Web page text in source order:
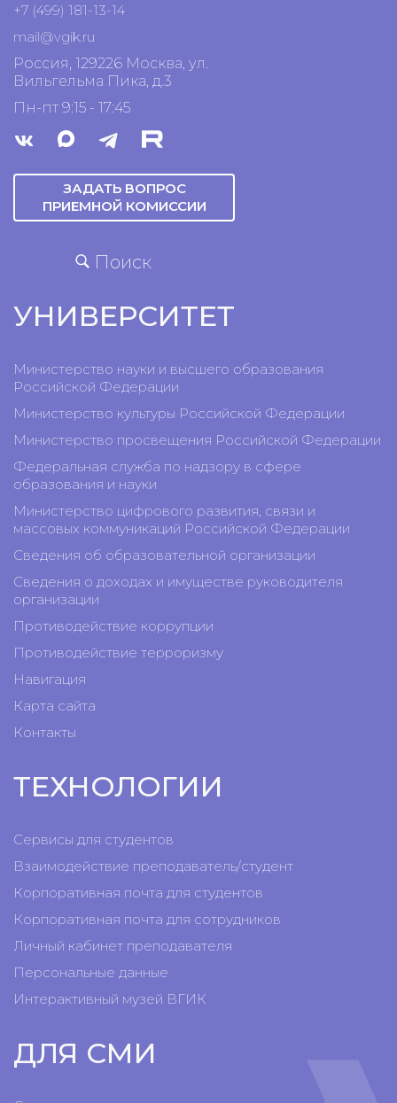
+7 (499) 181-13-14
mail@vgik. ru
Россия, 129226 Москва, ул.
Вильгельма Пика, д.3
Пн-пт 9:15 - 17:45
ЗАДАТЬ ВОПРОС
ПРИЕМНОЙ КОМИССИИ
Поиск
УНИВЕРСИТЕТ
Министерство науки и высшего образования
Российской Федерации
Министерство культуры Российской Федерации
Министерство просвещения Российской Федерации
Федеральная служба по надзору в сфере
образования и науки
Министерство цифрового развития, связи и
массовых коммуникаций Российской Федерации
Сведения об образовательной организации
Сведения о доходах и имуществе руководителя
организации
Противодействие коррупции
Противодействие терроризму
Навигация
Карта сайта
Контакты
ТЕХНОЛОГИИ
Сервисы для студентов
Взаимодействие преподаватель/студент
Корпоративная почта для студентов
Корпоративная почта для сотрудников
Личный кабинет преподавателя
Персональные данные
Интерактивный музей ВГИК
ДЛЯ СМИ